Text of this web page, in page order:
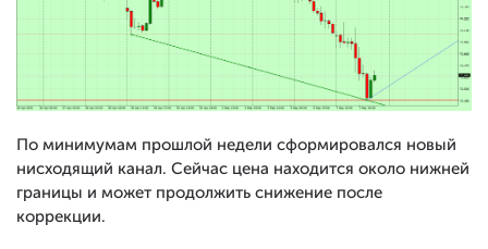
По минимумам прошлой недели сформировался новый
нисходящий канал. Сейчас цена находится около нижней
границы и может продолжить снижение после
коррекции.